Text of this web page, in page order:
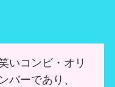
いコンビ・オリ
バーであり、